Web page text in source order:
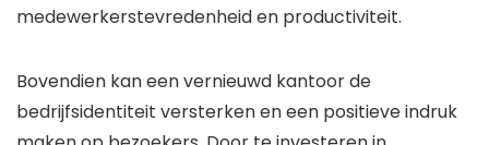
medewerkerstevredenheid en productiviteit.
Bovendien kan een vernieuwd kantoor de
bedrijfsidentiteit versterken en een positieve indruk